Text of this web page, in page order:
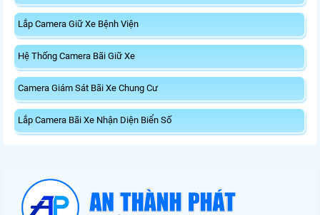
Lắp Camera Giữ Xe Bệnh Viện
Hệ Thống Camera Bãi Giữ Xe
Camera Giám Sát Bãi Xe Chung Cư
Lắp Camera Bãi Xe Nhận Diện Biển Số